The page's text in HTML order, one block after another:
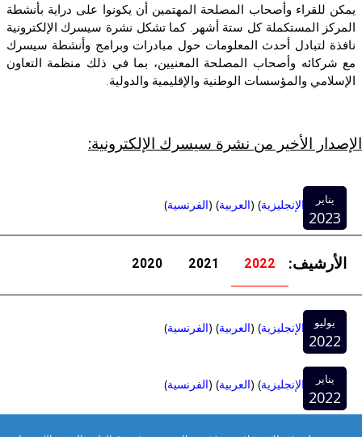
للقراء وأصحاب المصلحة المهتمين أن يكونوا على دراية بأنشطة
المستكملة كل ستة أشهر. كما تشكل نشرة سيسرك الإلكترونية
لتبادل أحدث المعلومات حول مبادرات وبرامج وأنشطة سيسرك
شركائه وأصحاب المصلحة المعنيين، بما في ذلك منظمة التعاون
والمؤسسات الوطنية والإقليمية والدولية.
الأخير من نشرة سيسرك الإلكترونية:
يناير
2023
(الإنجليزية ) (العربية) (الفرنسية)
الأرشيف: 2022
2021
2020
يوليو
2022
(الإنجليزية ) (العربية) (الفرنسية)
يناير
2022
(الإنجليزية ) (العربية) (الفرنسية)